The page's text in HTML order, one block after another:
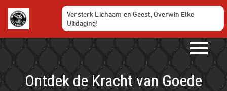
Ga
naar
de
inhoud
Versterk Lichaam en Geest, Overwin Elke
Uitdaging!
Ontdek de Kracht van Goede